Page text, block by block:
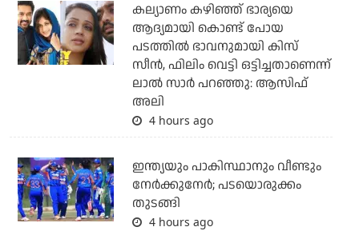
കല്യാണം കഴിഞ്ഞ് ഭാര്യയെ
ആദ്യമായി കൊണ്ട് പോയ
പടത്തില്‍ ഭാവനുമായി കിസ്
സീന്‍, ഫിലിം വെട്ടി ഒട്ടിച്ചതാണെന്ന്
ലാല്‍ സാര്‍ പറഞ്ഞു: ആസിഫ്
അലി
4 hours ago
ഇന്ത്യയും പാകിസ്ഥാനും വീണ്ടും
നേര്‍ക്കുനേര്‍; പടയൊരുക്കം
തുടങ്ങി
4 hours ago